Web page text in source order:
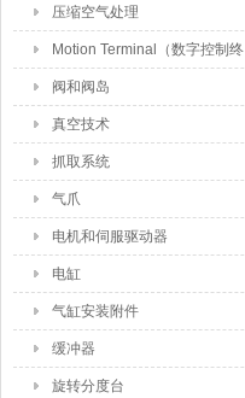
压缩空气处理
Motion Terminal（数字控制终
端）
阀和阀岛
真空技术
抓取系统
气爪
电机和伺服驱动器
电缸
气缸安装附件
缓冲器
旋转分度台